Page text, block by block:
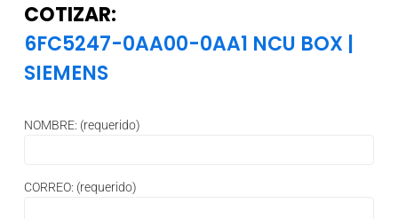
COTIZAR:
6FC5247-0AA00-0AA1 NCU BOX |
SIEMENS
NOMBRE: (requerido)
CORREO: (requerido)